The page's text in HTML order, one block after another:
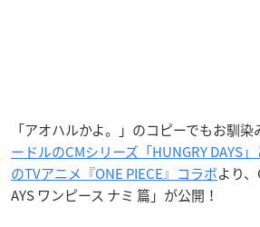
「アオハルかよ。」のコピーでもお馴染
ードルのCMシリーズ「HUNGRY DAYS
のTVアニメ『ONE PIECE』コラボより
AYS ワンピース ナミ 篇」が公開！